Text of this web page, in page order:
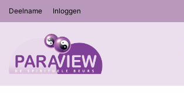
Deelname Inloggen